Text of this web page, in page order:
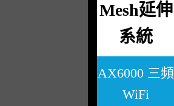
Mesh延伸
系統
AX6000 三頻
WiFi